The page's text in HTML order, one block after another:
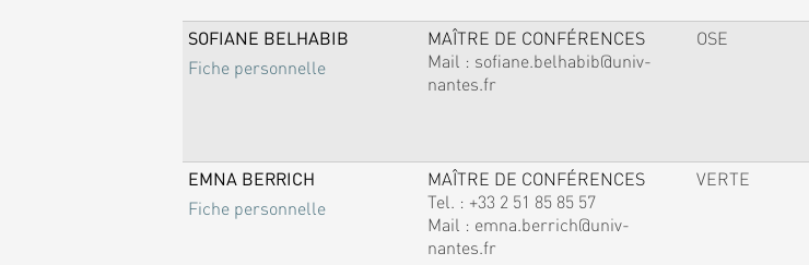
SOFIANE BELHABIB
Fiche personnelle
MAÎTRE DE CONFÉRENCES
Mail : sofiane.belhabib@univ-
nantes.fr
OSE
EMNA BERRICH
Fiche personnelle
MAÎTRE DE CONFÉRENCES
Tel. : +33 2 51 85 85 57
Mail : emna.berrich@univ-
nantes.fr
VERTE